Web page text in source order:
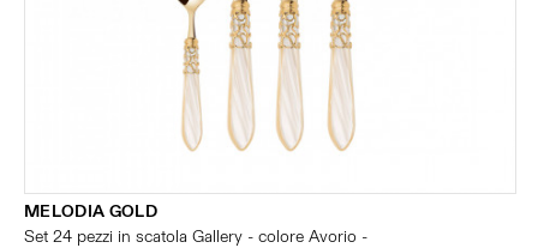
MELODIA GOLD
Set 24 pezzi in scatola Gallery - colore Avorio -